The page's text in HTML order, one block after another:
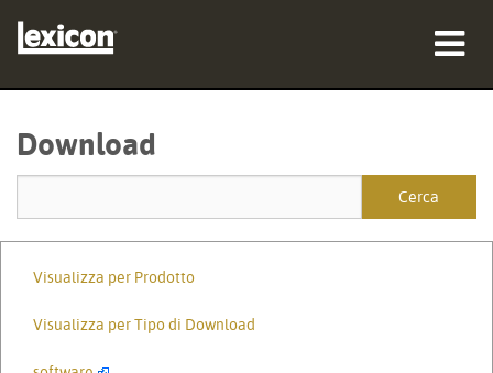
professionisti
formazione
supporto
Download
Visualizza per Prodotto
Visualizza per Tipo di Download